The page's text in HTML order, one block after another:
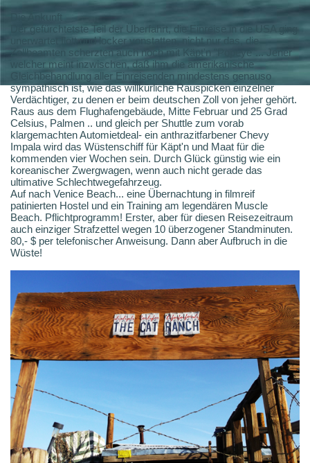
Die Ankunft
Der gefürchtetste Teil der Überfahrt, die Einreise in die USA ging
unerwartet flott und locker vonstatten, nicht nur das, die
Zollbeamten scherzten auch noch mit Käpt'n "Popeye"... Jener
welcher meint inzwischen, daß ihm die amerikanische
Gleichbehandlung aller Einreisenden mindestens genauso
sympathisch ist, wie das willkürliche Rauspicken einzelner
Verdächtiger, zu denen er beim deutschen Zoll von jeher gehört.
Raus aus dem Flughafengebäude, Mitte Februar und 25 Grad
Celsius, Palmen .. und gleich per Shuttle zum vorab
klargemachten Automietdeal- ein anthrazitfarbener Chevy
Impala wird das Wüstenschiff für Käpt'n und Maat für die
kommenden vier Wochen sein. Durch Glück günstig wie ein
koreanischer Zwergwagen, wenn auch nicht gerade das
ultimative Schlechtwegefahrzeug.
Auf nach Venice Beach... eine Übernachtung in filmreif
patinierten Hostel und ein Training am legendären Muscle
Beach. Pflichtprogramm! Erster, aber für diesen Reisezeitraum
auch einziger Strafzettel wegen 10 überzogener Standminuten.
80,- $ per telefonischer Anweisung. Dann aber Aufbruch in die
Wüste!